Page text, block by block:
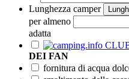
Lunghezza camper
per almeno
adatta
DEI FAN
fornitura di acqua